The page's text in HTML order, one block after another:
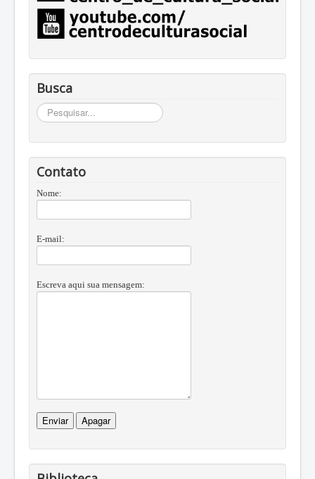
Busca
Busca
Contato
Nome:
E-mail:
Escreva aqui sua mensagem: